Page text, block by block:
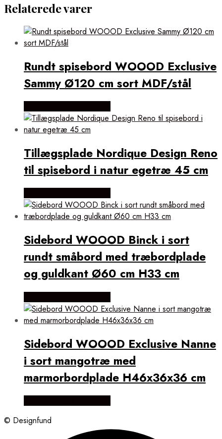
Relaterede varer
Rundt spisebord WOOOD Exclusive
Sammy Ø120 cm sort MDF/stål
Tillægsplade Nordique Design Reno
til spisebord i natur egetræ 45 cm
Sidebord WOOOD Binck i sort
rundt småbord med træbordplade
og guldkant Ø60 cm H33 cm
Sidebord WOOOD Exclusive Nanne
i sort mangotræ med
marmorbordplade H46x36x36 cm
© Designfund